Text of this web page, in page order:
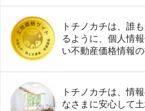
トチノカチは、誰
るように、個人情
い不動産価格情報
トチノカチは、情
なさまに安心して